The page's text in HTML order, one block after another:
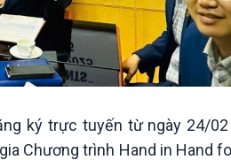
ký trực tuyến từ ngày 24/
Chương trình Hand in Hand